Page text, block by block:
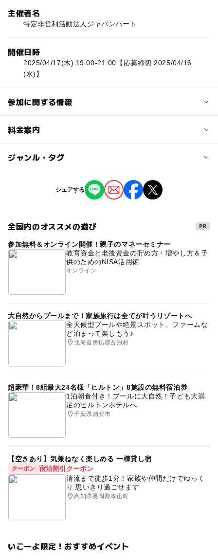
主催者名
特定非営利活動法人ジャパンハート
開催日時
2025/04/17(木) 19:00-21:00【応募締切 2025/04/16
(水)】
参加に関する情報
対象年齢
最終応募締切 2025-4-16(水)
料金案内
子供の料金詳細
大人の料金詳細
ジャンル・タグ
タグ
トークイベント ジャパンハート コウノドリ
小児外科 吉岡秀人
シェアする
全国内のオススメの遊び
参加無料＆オンライン開催！親子のマネーセミナー
教育資金と老後資金の貯め方・増やし方＆子
供のためのNISA活用術
オンライン
大自然からプールまで！家族旅行は全てが叶うリゾートへ
全天候型プールや絶景スポット、ファームな
ど泊まって楽しもう♪
北海道勇払郡占冠村
超豪華！8組最大24名様「ヒルトン」8施設の無料宿泊券
1泊朝食付き！プールに大自然！子ども大満
足のヒルトンホテルへ
千葉県浦安市
【空きあり】気兼ねなく楽しめる 一棟貸し宿
クーポン 宿泊割引クーポン
清流まで徒歩1分！家族や仲間だけでゆっく
り 思いきり過ごせます
高知県長岡郡本山町
いこーよ限定！おすすめイベント